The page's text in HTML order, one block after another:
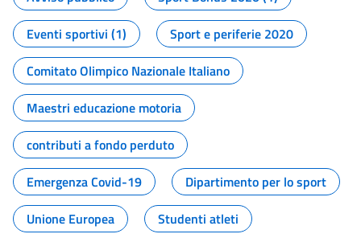
Eventi sportivi (1)
Sport e periferie 2020
Comitato Olimpico Nazionale Italiano
Maestri educazione motoria
contributi a fondo perduto
Emergenza Covid-19
Dipartimento per lo sport
Unione Europea
Studenti atleti